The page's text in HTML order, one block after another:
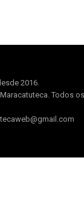
2016.
Todos